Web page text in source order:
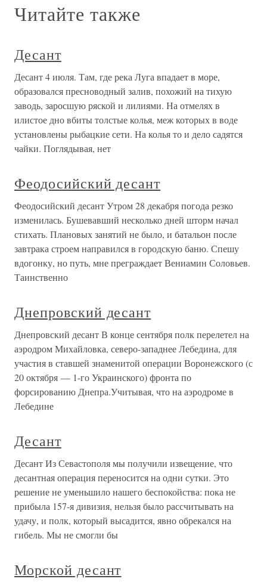
Читайте также
Десант
Десант 4 июля. Там, где река Луга впадает в море,
образовался пресноводный залив, похожий на тихую
заводь, заросшую ряской и лилиями. На отмелях в
илистое дно вбиты толстые колья, меж которых в воде
установлены рыбацкие сети. На колья то и дело садятся
чайки. Поглядывая, нет
Феодосийский десант
Феодосийский десант Утром 28 декабря погода резко
изменилась. Бушевавший несколько дней шторм начал
стихать. Плановых занятий не было, и батальон после
завтрака строем направился в городскую баню. Спешу
вдогонку, но путь, мне преграждает Вениамин Соловьев.
Таинственно
Днепровский десант
Днепровский десант В конце сентября полк перелетел на
аэродром Михайловка, северо-западнее Лебедина, для
участия в ставшей знаменитой операции Воронежского (с
20 октября — 1-го Украинского) фронта по
форсированию Днепра.Учитывая, что на аэродроме в
Лебедине
Десант
Десант Из Севастополя мы получили извещение, что
десантная операция переносится на одни сутки. Это
решение не уменьшило нашего беспокойства: пока не
прибыла 157-я дивизия, нельзя было рассчитывать на
удачу, и полк, который высадится, явно обрекался на
гибель. Мы не смогли бы
Морской десант